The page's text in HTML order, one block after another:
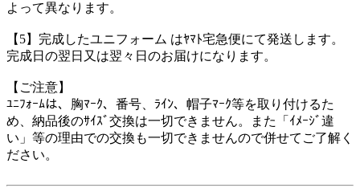
よって異なります。
【5】完成したユニフォーム はﾔﾏﾄ宅急便にて発送します。
完成日の翌日又は翌々日のお届けになります。
【ご注意】
ﾕﾆﾌｫｰﾑは、胸ﾏｰｸ、番号、ﾗｲﾝ、帽子ﾏｰｸ等を取り付けるた
め、納品後のｻｲｽﾞ交換は一切できません。また「ｲﾒｰｼﾞ違
い」等の理由での交換も一切できませんので併せてご了解く
ださい。